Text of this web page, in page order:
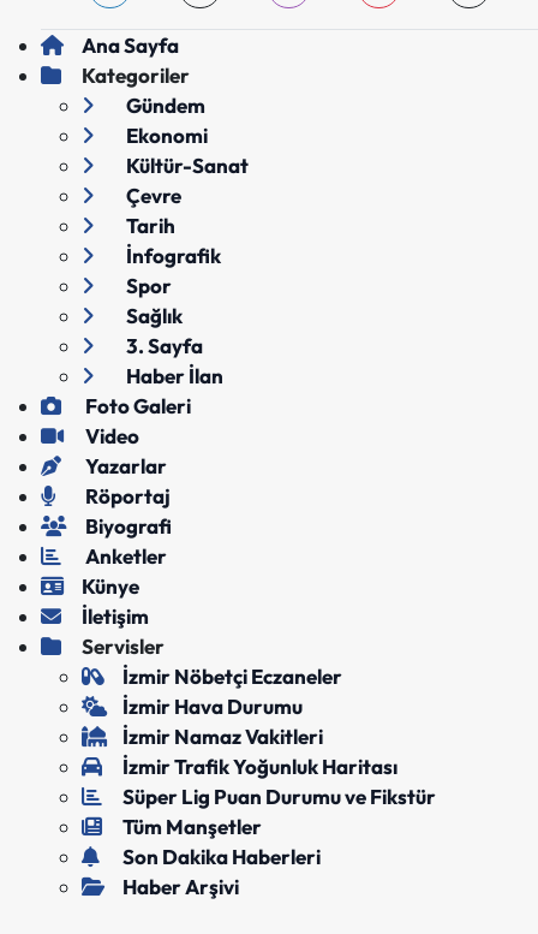
Ana Sayfa
Kategoriler
Gündem
Ekonomi
Kültür-Sanat
Çevre
Tarih
İnfografik
Spor
Sağlık
3. Sayfa
Haber İlan
Foto Galeri
Video
Yazarlar
Röportaj
Biyografi
Anketler
Künye
İletişim
Servisler
İzmir Nöbetçi Eczaneler
İzmir Hava Durumu
İzmir Namaz Vakitleri
İzmir Trafik Yoğunluk Haritası
Süper Lig Puan Durumu ve Fikstür
Tüm Manşetler
Son Dakika Haberleri
Haber Arşivi